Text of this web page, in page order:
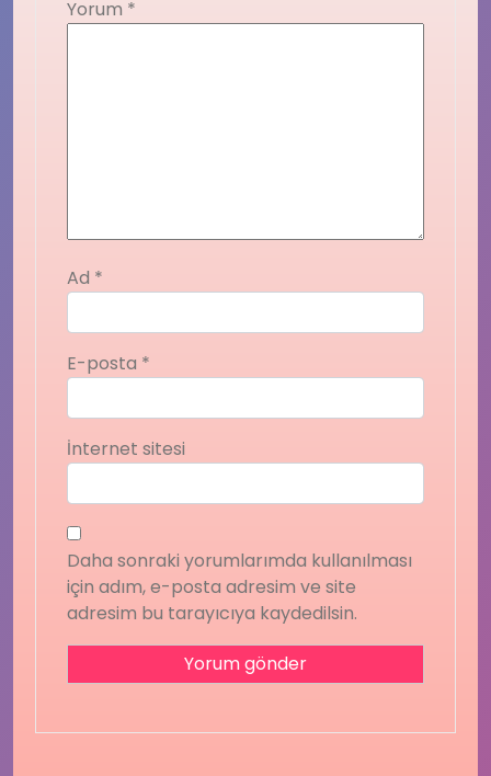
Yorum *
Ad *
E-posta *
İnternet sitesi
Daha sonraki yorumlarımda kullanılması
için adım, e-posta adresim ve site
adresim bu tarayıcıya kaydedilsin.